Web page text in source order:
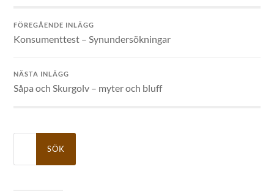
FÖREGÅENDE INLÄGG
Konsumenttest – Synundersökningar
NÄSTA INLÄGG
Såpa och Skurgolv – myter och bluff